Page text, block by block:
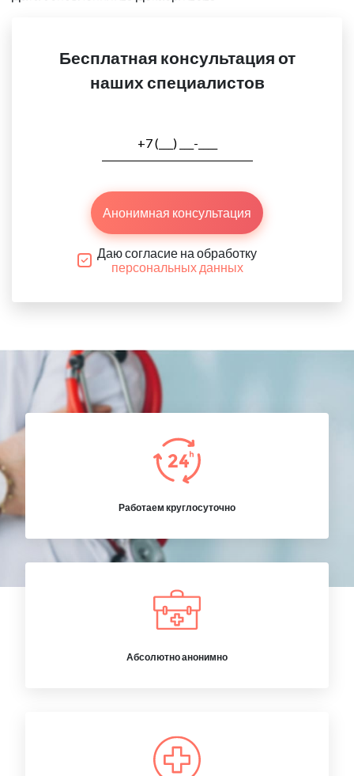
Бесплатная консультация от
наших специалистов
Анонимная консультация
Даю согласие на обработку
персональных данных
Работаем круглосуточно
Абсолютно анонимно